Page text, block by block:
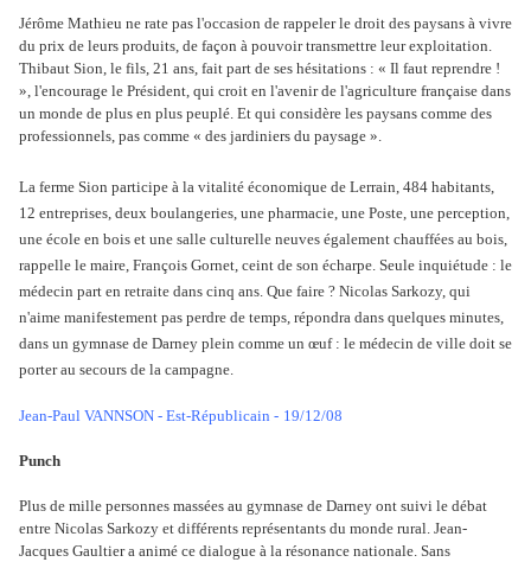
Jérôme Mathieu ne rate pas l'occasion de rappeler le droit des paysans à vivre
du prix de leurs produits, de façon à pouvoir transmettre leur exploitation.
Thibaut Sion, le fils, 21 ans, fait part de ses hésitations : « Il faut reprendre !
», l'encourage le Président, qui croit en l'avenir de l'agriculture française dans
un monde de plus en plus peuplé. Et qui considère les paysans comme des
professionnels, pas comme « des jardiniers du paysage ».
La ferme Sion participe à la vitalité économique de Lerrain, 484 habitants,
12 entreprises, deux boulangeries, une pharmacie, une Poste, une perception,
une école en bois et une salle culturelle neuves également chauffées au bois,
rappelle le maire, François Gornet, ceint de son écharpe. Seule inquiétude : le
médecin part en retraite dans cinq ans. Que faire ? Nicolas Sarkozy, qui
n'aime manifestement pas perdre de temps, répondra dans quelques minutes,
dans un gymnase de Darney plein comme un œuf : le médecin de ville doit se
porter au secours de la campagne.
Jean-Paul VANNSON - Est-Républicain - 19/12/08
Punch
Plus de mille personnes massées au gymnase de Darney ont suivi le débat
entre Nicolas Sarkozy et différents représentants du monde rural. Jean-
Jacques Gaultier a animé ce dialogue à la résonance nationale. Sans